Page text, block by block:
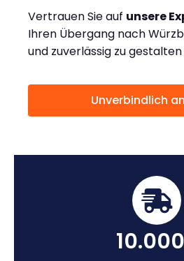
Vertrauen Sie auf unsere
Ihren Übergang nach
und zuverlässig zu gestalten
Unverbindlich